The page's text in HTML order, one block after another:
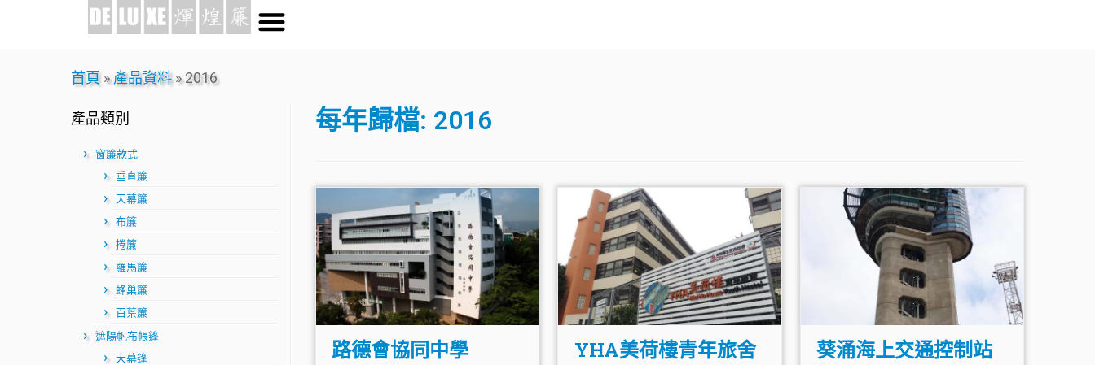
首頁 » 產品資料 » 2016
產品類別
窗簾款式
垂直簾
天幕簾
布簾
捲簾
羅馬簾
蜂巢簾
百葉簾
遮陽帆布帳篷
天幕篷
每年歸檔: 2016
路德會協同中學 YHA美荷樓青年旅舍 葵涌海上交通控制站